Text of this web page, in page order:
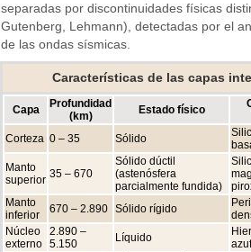
separadas por discontinuidades físicas
Gutenberg, Lehmann), detectadas por el
de las ondas sísmicas.
Características de las capas
Capa
Profundidad
(km)
Estado físico
Corteza 0 – 35 Sólido
Manto
superior 35 – 670
Sólido dúctil
(astenósfera
parcialmente fundida)
Manto
inferior
670 – 2.890 Sólido rígido
Núcleo
externo
2.890 –
5.150
Líquido